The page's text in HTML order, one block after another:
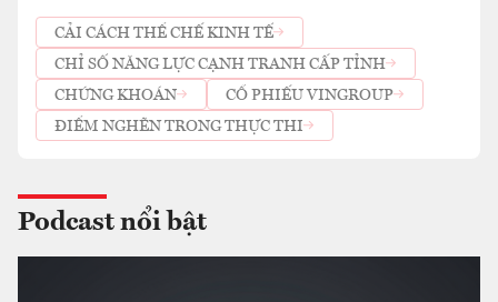
CẢI CÁCH THỂ CHẾ KINH TẾ
CHỈ SỐ NĂNG LỰC CẠNH TRANH CẤP TỈNH
CHỨNG KHOÁN
CỔ PHIẾU VINGROUP
ĐIỂM NGHẼN TRONG THỰC THI
Podcast nổi bật